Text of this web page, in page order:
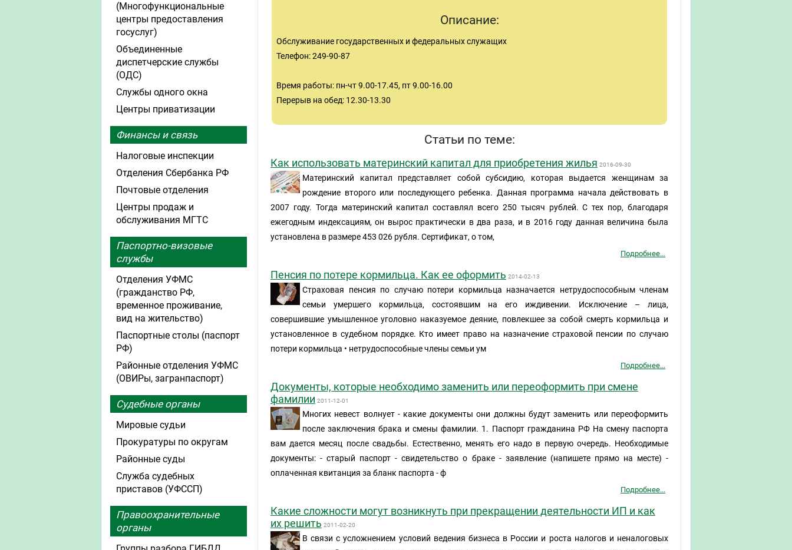
Описание:
Обслуживание государственных и федеральных служащих
Телефон: 249-90-87
Время работы: пн-чт 9.00-17.45, пт 9.00-16.00
Перерыв на обед: 12.30-13.30
Статьи по теме:
Как использовать материнский капитал для приобретения жилья 2016-09-30
Материнский капитал представляет собой субсидию, которая выдается женщинам за
рождение второго или последующего ребенка. Данная программа начала действовать в
2007 году. Тогда материнский капитал составлял всего 250 тысяч рублей. С тех пор, благодаря
ежегодным индексациям, он вырос практически в два раза, и в 2016 году данная величина была
установлена в размере 453 026 рубля. Сертификат, о том,
Подробнее...
Пенсия по потере кормильца. Как ее оформить 2014-02-13
Страховая пенсия по случаю потери кормильца назначается нетрудоспособным членам
семьи умершего кормильца, состоявшим на его иждивении. Исключение – лица,
совершившие умышленное уголовно наказуемое деяние, повлекшее за собой смерть кормильца и
установленное в судебном порядке. Кто имеет право на назначение страховой пенсии по случаю
потери кормильца • нетрудоспособные члены семьи ум
Подробнее...
Документы, которые необходимо заменить или переоформить при смене
фамилии 2011-12-01
Многих невест волнует - какие документы они должны будут заменить или переоформить
после заключения брака и смены фамилии. 1. Паспорт гражданина РФ На смену паспорта
вам дается месяц после свадьбы. Естественно, менять его надо в первую очередь. Необходимые
документы: - старый паспорт - свидетельство о браке - заявление (напишете прямо на месте) -
оплаченная квитанция за бланк паспорта - ф
Подробнее...
Какие сложности могут возникнуть при прекращении деятельности ИП и как
их решить 2011-02-20
В связи с усложнением условий ведения бизнеса в России и роста налогов и неналоговых
(Многофункциональные
центры предоставления
госуслуг)
Объединенные
диспетчерские службы
(ОДС)
Службы одного окна
Центры приватизации
Финансы и связь
Налоговые инспекции
Отделения Сбербанка РФ
Почтовые отделения
Центры продаж и
обслуживания МГТС
Паспортно-визовые
службы
Отделения УФМС
(гражданство РФ,
временное проживание,
вид на жительство)
Паспортные столы (паспорт
РФ)
Районные отделения УФМС
(ОВИРы, загранпаспорт)
Судебные органы
Мировые судьи
Прокуратуры по округам
Районные суды
Служба судебных
приставов (УФССП)
Правоохранительные
органы